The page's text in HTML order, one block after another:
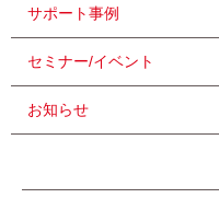
サポート事例
セミナー/イベント
お知らせ